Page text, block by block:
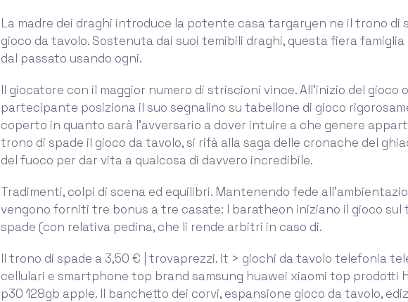
La madre dei draghi introduce la potente casa targaryen ne il trono di
gioco da tavolo. Sostenuta dai suoi temibili draghi, questa fiera famiglia
dal passato usando ogni.
Il giocatore con il maggior numero di striscioni vince. All'inizio del gioco
partecipante posiziona il suo segnalino su tabellone di gioco
coperto in quanto sarà l'avversario a dover intuire a che genere
trono di spade il gioco da tavolo, si rifà alla saga delle cronache del
del fuoco per dar vita a qualcosa di davvero incredibile.
Tradimenti, colpi di scena ed equilibri. Mantenendo fede
vengono forniti tre bonus a tre casate: I baratheon iniziano il gioco sul
spade (con relativa pedina, che li rende arbitri in caso di.
Il trono di spade a 3,50 € | trovaprezzi. it > giochi da tavolo telefonia
cellulari e smartphone top brand samsung huawei xiaomi top prodotti
p30 128gb apple. Il banchetto dei corvi, espansione gioco da tavolo,